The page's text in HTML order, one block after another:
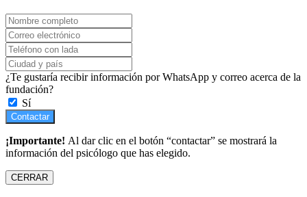
¿Te gustaría recibir información por WhatsApp y correo acerca de la
fundación?
Sí
Contactar
¡Importante! Al dar clic en el botón “contactar” se mostrará la
información del psicólogo que has elegido.
CERRAR